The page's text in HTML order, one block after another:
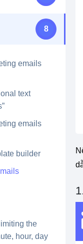
8
emails
text
emails
builder
the
hour, day